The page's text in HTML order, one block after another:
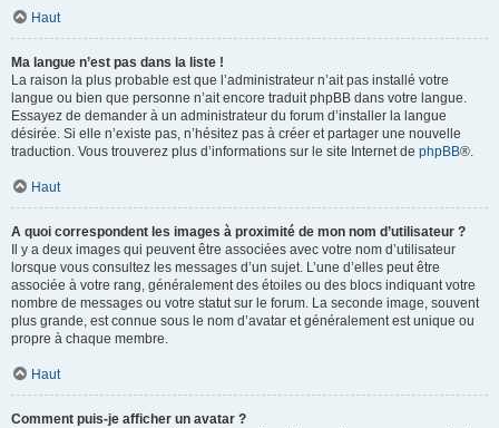
Haut
Ma langue n’est pas dans la liste !
La raison la plus probable est que l’administrateur n’ait pas installé votre
langue ou bien que personne n’ait encore traduit phpBB dans votre langue.
Essayez de demander à un administrateur du forum d’installer la langue
désirée. Si elle n’existe pas, n’hésitez pas à créer et partager une nouvelle
traduction. Vous trouverez plus d’informations sur le site Internet de phpBB®.
Haut
A quoi correspondent les images à proximité de mon nom d’utilisateur ?
Il y a deux images qui peuvent être associées avec votre nom d’utilisateur
lorsque vous consultez les messages d’un sujet. L’une d’elles peut être
associée à votre rang, généralement des étoiles ou des blocs indiquant votre
nombre de messages ou votre statut sur le forum. La seconde image, souvent
plus grande, est connue sous le nom d’avatar et généralement est unique ou
propre à chaque membre.
Haut
Comment puis-je afficher un avatar ?